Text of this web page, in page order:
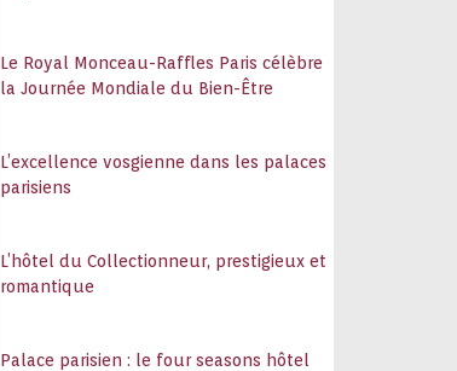
Le Royal Monceau-Raffles Paris célèbre
la Journée Mondiale du Bien-Être
L’excellence vosgienne dans les palaces
parisiens
L’hôtel du Collectionneur, prestigieux et
romantique
Palace parisien : le four seasons hôtel